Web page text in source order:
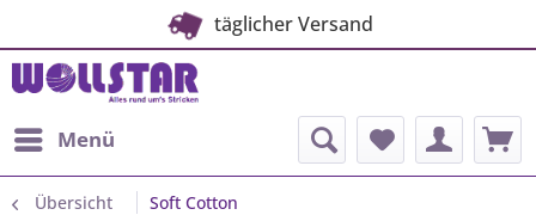
täglicher Versand
Menü
Übersicht Soft Cotton